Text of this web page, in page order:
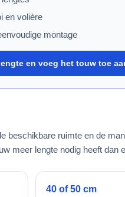
en volière
montage
en voeg het touw toe
beschikbare ruimte en de
meer lengte nodig heeft dan
40 of 50 cm